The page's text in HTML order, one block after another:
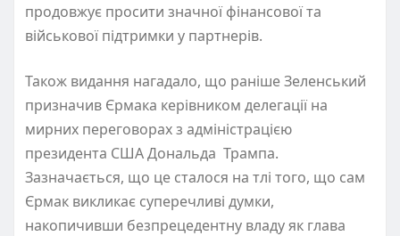
продовжує просити значної фінансової та
військової підтримки у партнерів.
Також видання нагадало, що раніше Зеленський
призначив Єрмака керівником делегації на
мирних переговорах з адміністрацією
президента США Дональда Трампа.
Зазначається, що це сталося на тлі того, що сам
Єрмак викликає суперечливі думки,
накопичивши безпрецедентну владу як глава